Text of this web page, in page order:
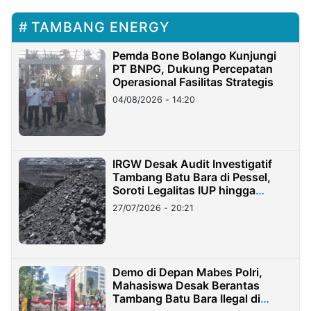
TAMBANG ENERGY
Pemda Bone Bolango Kunjungi
PT BNPG, Dukung Percepatan
Operasional Fasilitas Strategis
04/08/2026 - 14:20
IRGW Desak Audit Investigatif
Tambang Batu Bara di Pessel,
Soroti Legalitas IUP hingga
Stockpile
27/07/2026 - 20:21
Demo di Depan Mabes Polri,
Mahasiswa Desak Berantas
Tambang Batu Bara Ilegal di